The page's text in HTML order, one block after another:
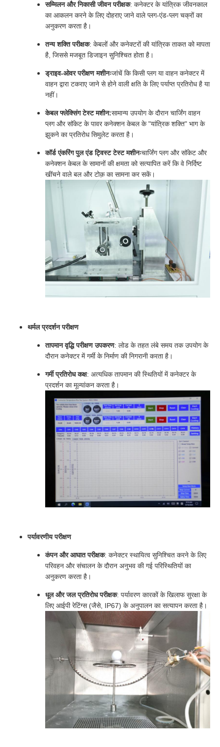
सम्मिलन और निकासी जीवन परीक्षक: कनेक्टर के यांत्रिक जीवनकाल
का आकलन करने के लिए दोहराए जाने वाले प्लग-एंड-प्लग चक्रों का
अनुकरण करता है।
तन्य शक्ति परीक्षक: केबलों और कनेक्टरों की यांत्रिक ताकत को मापता
है, जिससे मजबूत डिजाइन सुनिश्चित होता है।
ड्राइव-ओवर परीक्षण मशीनःजांचें कि किसी प्लग या वाहन कनेक्टर में
वाहन द्वारा टकराए जाने से होने वाली क्षति के लिए पर्याप्त प्रतिरोध है या
नहीं।
केबल फ्लेक्सिंग टेस्ट मशीन:सामान्य उपयोग के दौरान चार्जिंग वाहन
प्लग और सॉकेट के पावर कनेक्शन केबल के "यांत्रिक शक्ति" भाग के
झुकने का प्रतिरोध सिमुलेट करता है।
कॉर्ड एंकरिंग पुल एंड ट्विस्ट टेस्ट मशीनःचार्जिंग प्लग और सॉकेट और
कनेक्शन केबल के सामानों की क्षमता को सत्यापित करें कि वे निर्दिष्ट
खींचने वाले बल और टोक़ का सामना कर सकें।
थर्मल प्रदर्शन परीक्षण
तापमान वृद्धि परीक्षण उपकरण: लोड के तहत लंबे समय तक उपयोग के
दौरान कनेक्टर में गर्मी के निर्माण की निगरानी करता है।
गर्मी प्रतिरोध कक्ष: अत्यधिक तापमान की स्थितियों में कनेक्टर के
प्रदर्शन का मूल्यांकन करता है।
पर्यावरणीय परीक्षण
कंपन और आघात परीक्षक: कनेक्टर स्थायित्व सुनिश्चित करने के लिए
परिवहन और संचालन के दौरान अनुभव की गई परिस्थितियों का
अनुकरण करता है।
धूल और जल प्रतिरोध परीक्षक: पर्यावरण कारकों के खिलाफ सुरक्षा के
लिए आईपी रेटिंग्स (जैसे, IP67) के अनुपालन का सत्यापन करता है।